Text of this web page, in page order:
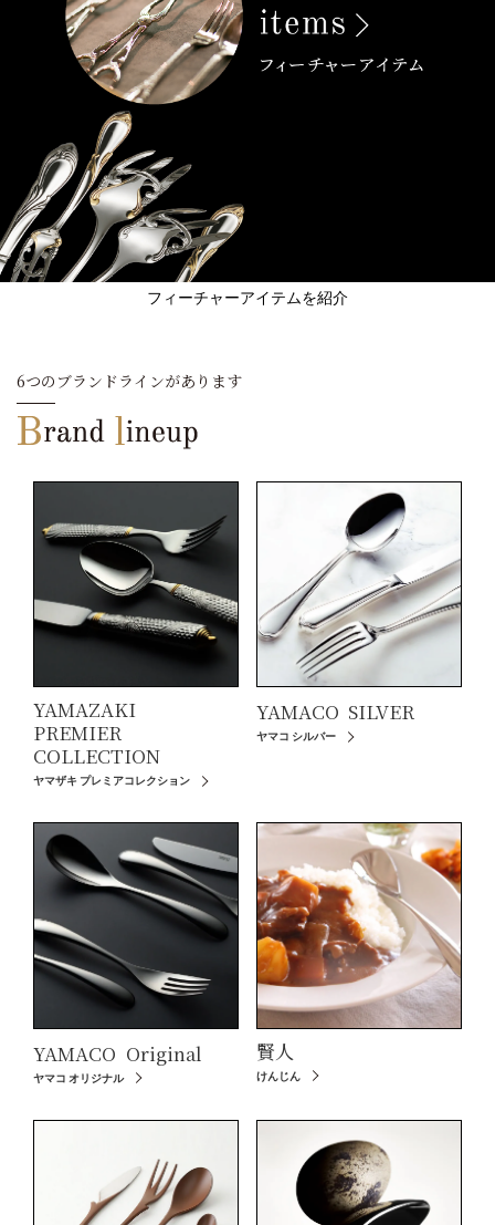
フィーチャーアイテムを紹介
6つのブランドラインがあります
YAMAZAKI
PREMIER
COLLECTION
ヤマザキ プレミアコレクション
YAMACO SILVER
ヤマコ シルバー
YAMACO Original
ヤマコ オリジナル
賢人
けんじん